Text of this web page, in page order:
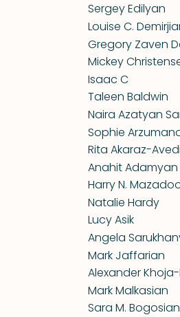
Sergey Edilyan
Louise C.
Gregory Zaven
Mickey
Isaac C
Taleen Baldwin
Naira Azatyan
Sophie
Rita Akaraz-
Anahit Adamyan
Harry N.
Natalie Hardy
Lucy Asik
Angela
Mark Jaffarian
Alexander
Mark Malkasian
Sara M. Bogosian